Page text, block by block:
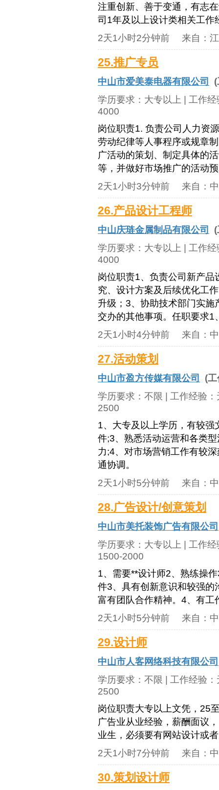
注重创新、善于变通，有志
司1年及以上设计类相关工作
2天1小时2分钟前 来自：
25.推广专员
中山市爱美泰电器有限公司
学历要求： 大专以上 | 工作
4000
岗位职责1. 负责公司人力资
劳动纪律等人事程序或规章
广活动的策划、制定具体的
等，并做好市场推广的活动
2天1小时3分钟前 来自：
26.产品设计工程师
中山庆琏金属制品有限公司
学历要求： 大专以上 | 工作
4000
岗位职责1、负责公司新产
究、设计方案及后续优化工
升级；3、协助技术部门实
交办的其他事项。任职要求
2天1小时4分钟前 来自：
27.活动策划
中山市盈方传媒有限公司
(
学历要求： 不限 | 工作经验：
2500
1、大专及以上学历，有较
件;3、熟悉活动运营和各类
力;4、对市场营销工作有较
通协调。
2天1小时5分钟前 来自：
28.广告设计/创意策划
中山市美托装饰广告有限公司
学历要求： 大专以上 | 工作
1500-2000
1、需要**设计师2、熟练操
件3、具有创新意识和较强的
富有团队合作精神。4、有工
2天1小时5分钟前 来自：
29.设计师
中山市人客网络科技有限公司
学历要求： 不限 | 工作经验：
2500
岗位职责大专以上文凭，25
广告业从业经验，薪酬面议
业生，必须要有网站设计或
2天1小时7分钟前 来自：
30.策划设计师